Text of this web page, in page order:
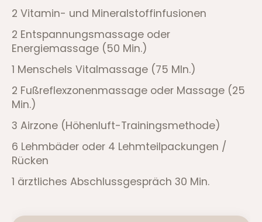
2 Vitamin- und Mineralstoffinfusionen
2 Entspannungsmassage oder
Energiemassage (50 Min.)
1 Menschels Vitalmassage (75 MIn.)
2 Fußreflexzonenmassage oder Massage (25
Min.)
3 Airzone (Höhenluft-Trainingsmethode)
6 Lehmbäder oder 4 Lehmteilpackungen /
Rücken
1 ärztliches Abschlussgespräch 30 Min.